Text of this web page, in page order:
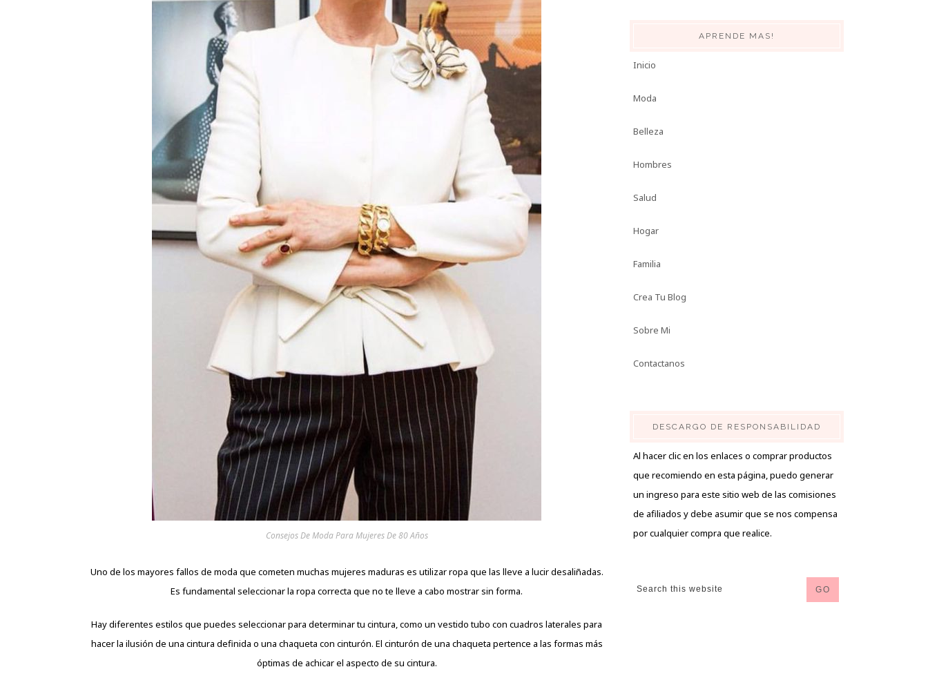
Consejos De Moda Para Mujeres De 80 Años
Uno de los mayores fallos de moda que cometen muchas mujeres maduras es utilizar ropa que las lleve a lucir desaliñadas.
Es fundamental seleccionar la ropa correcta que no te lleve a cabo mostrar sin forma.
Hay diferentes estilos que puedes seleccionar para determinar tu cintura, como un vestido tubo con cuadros laterales para
hacer la ilusión de una cintura definida o una chaqueta con cinturón. El cinturón de una chaqueta pertence a las formas más
óptimas de achicar el aspecto de su cintura.
APRENDE MAS!
Inicio
Moda
Belleza
Hombres
Salud
Hogar
Familia
Crea Tu Blog
Sobre Mi
Contactanos
DESCARGO DE RESPONSABILIDAD
Al hacer clic en los enlaces o comprar productos
que recomiendo en esta página, puedo generar
un ingreso para este sitio web de las comisiones
de afiliados y debe asumir que se nos compensa
por cualquier compra que realice.